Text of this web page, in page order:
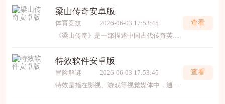
梁山传奇安卓版
体育竞技
2026-06-03 17:53:45
《梁山传奇》是一部描述中国古代传奇英雄梁山泊七十二猛将的故事。故事讲述了宋朝末年，梁山泊上有一群有志青年聚集，他们身怀绝技，齐心协力对抗朝廷的贪官污吏，成为山东泰山地区
查看
特效软件安卓版
冒险解谜
2026-06-03 17:53:45
查看